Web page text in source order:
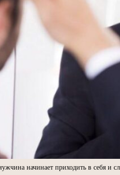
начинает приходить в себя и